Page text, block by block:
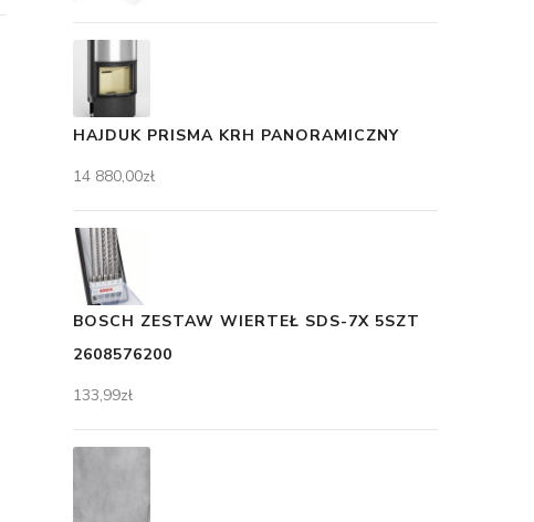
HAJDUK PRISMA KRH PANORAMICZNY
14 880,00zł
BOSCH ZESTAW WIERTEŁ SDS-7X 5SZT
2608576200
133,99zł